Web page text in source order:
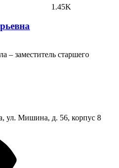
1.45K
– заместитель старшего
ул. Мишина, д. 56, корпус 8